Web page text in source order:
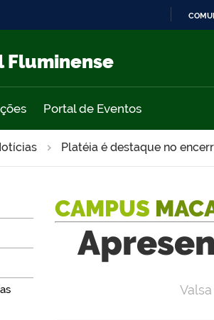
Fluminense
Portal de Eventos
Platéia é destaque no
CAMPUS